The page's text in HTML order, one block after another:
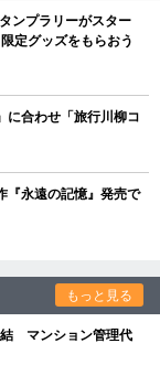
ンプラリーがスター
定グッズをもらおう
合わせ「旅行川柳コ
永遠の記憶』発売で
もっと見る
結 マンション管理代